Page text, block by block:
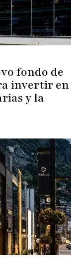
fondo de
invertir en
y la